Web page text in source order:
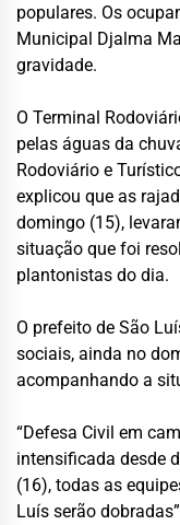
populares. Os
Municipal Djalma
gravidade.
O Terminal
pelas águas da
Rodoviário e
explicou que as
domingo (15),
situação que foi
plantonistas do dia.
O prefeito de São
sociais, ainda no
acompanhando a
“Defesa Civil em
intensificada desde
(16), todas as
Luís serão